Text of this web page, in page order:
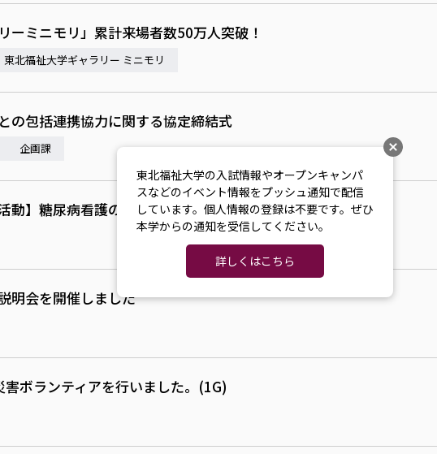
ーミニモリ」累計来場者数50万人突破！
東北福祉大学ギャラリー ミニモリ
の包括連携協力に関する協定締結式
企画課
動】糖尿病看護の研究会に参加しました！
明会を開催しました
ボランティアを行いました。(1G)
東北福祉大学の入試情報やオープンキャンパ
スなどのイベント情報をプッシュ通知で配信
しています。個人情報の登録は不要です。ぜひ
本学からの通知を受信してください。
詳しくはこちら